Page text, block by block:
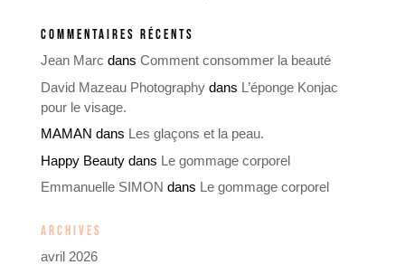
COMMENTAIRES RÉCENTS
Jean Marc dans Comment consommer la beauté
David Mazeau Photographydans L’éponge Konjac
pour le visage.
MAMAN dans Les glaçons et la peau.
Happy Beautydans Le gommage corporel
Emmanuelle SIMON dans Le gommage corporel
ARCHIVES
avril 2026